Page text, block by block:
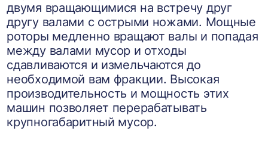
двумя вращающимися на встречу друг
другу валами с острыми ножами. Мощные
роторы медленно вращают валы и попадая
между валами мусор и отходы
сдавливаются и измельчаются до
необходимой вам фракции. Высокая
производительность и мощность этих
машин позволяет перерабатывать
крупногабаритный мусор.